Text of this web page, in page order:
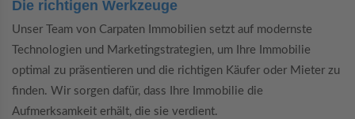
Die richtigen Werkzeuge
Unser Team von Carpaten Immobilien setzt auf modernste
Technologien und Marketingstrategien, um Ihre Immobilie
optimal zu präsentieren und die richtigen Käufer oder Mieter zu
finden. Wir sorgen dafür, dass Ihre Immobilie die
Aufmerksamkeit erhält, die sie verdient.